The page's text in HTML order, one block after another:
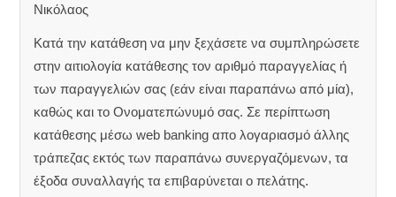
Νικόλαος
Κατά την κατάθεση να μην ξεχάσετε να συμπληρώσετε
στην αιτιολογία κατάθεσης τον αριθμό παραγγελίας ή
των παραγγελιών σας (εάν είναι παραπάνω από μία),
καθώς και το Ονοματεπώνυμό σας. Σε περίπτωση
κατάθεσης μέσω web banking απο λογαριασμό άλλης
τράπεζας εκτός των παραπάνω συνεργαζόμενων, τα
έξοδα συναλλαγής τα επιβαρύνεται ο πελάτης.